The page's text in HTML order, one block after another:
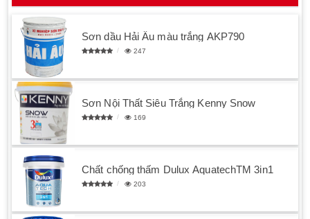
Sơn dầu Hải Âu màu trắng AKP790
247
Sơn Nội Thất Siêu Trắng Kenny Snow
169
Chất chống thấm Dulux AquatechTM 3in1
203